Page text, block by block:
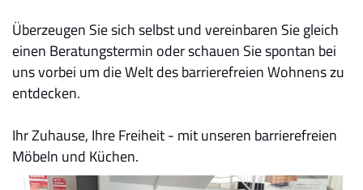
Überzeugen Sie sich selbst und vereinbaren Sie gleich
einen Beratungstermin oder schauen Sie spontan bei
uns vorbei um die Welt des barrierefreien Wohnens zu
entdecken.
Ihr Zuhause, Ihre Freiheit - mit unseren barrierefreien
Möbeln und Küchen.